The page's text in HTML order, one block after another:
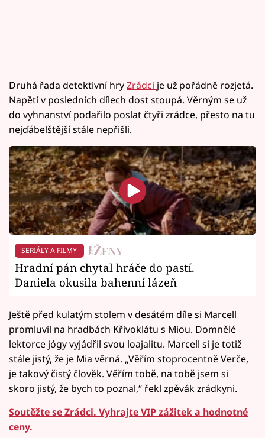
Druhá řada detektivní hryZrádci je už pořádně rozjetá.
Napětí v posledních dílech dost stoupá. Věrným se už
do vyhnanství podařilo poslat čtyři zrádce, přesto na tu
nejďábelštější stále nepřišli.
SERIÁLY A FILMY
Hradní pán chytal hráče do pastí.
Daniela okusila bahenní lázeň
Ještě před kulatým stolem v desátém díle si Marcell
promluvil na hradbách Křivoklátu s Miou. Domnělé
lektorce jógy vyjádřil svou loajalitu. Marcell si je totiž
stále jistý, že je Mia věrná. „Věřím stoprocentně Verče,
je takový čistý člověk. Věřím tobě, na tobě jsem si
skoro jistý, že bych to poznal,“ řekl zpěvák zrádkyni.
Soutěžte se Zrádci. Vyhrajte VIP zážitek a hodnotné
ceny.